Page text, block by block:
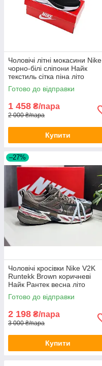
Чоловічі літні мокасини Nike
чорно-білі сліпони Найк
текстиль сітка піна літо
Готово до відправки
1 458 ₴/пара
2 000 ₴/пара
Купити
–27%
Чоловічі кросівки Nike V2K
Runtekk Brown коричневі
Найк Рантек весна літо
Готово до відправки
2 198 ₴/пара
3 000 ₴/пара
Купити